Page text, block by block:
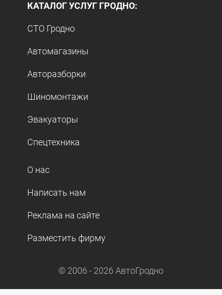
КАТАЛОГ УСЛУГ ГРОДНО:
СТО Гродно
Автомагазины
Авторазборки
Шиномонтажи
Эвакуаторы
Спецтехника
О нас
Написать нам
Реклама на сайте
Разместить фирму
© 2006 - 2026 АвтоГродно